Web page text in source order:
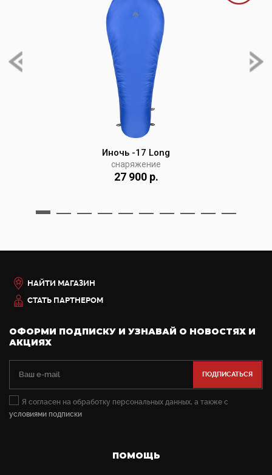
Иночь -17 Long
снаряжение
27 900 р.
НАЙТИ МАГАЗИН
СТАТЬ ПАРТНЕРОМ
ОФОРМИ ПОДПИСКУ И УЗНАВАЙ О НОВОСТЯХ И
АКЦИЯХ
Я согласен на обработку персональных данных, а также с
условиями подписки
ПОМОЩЬ